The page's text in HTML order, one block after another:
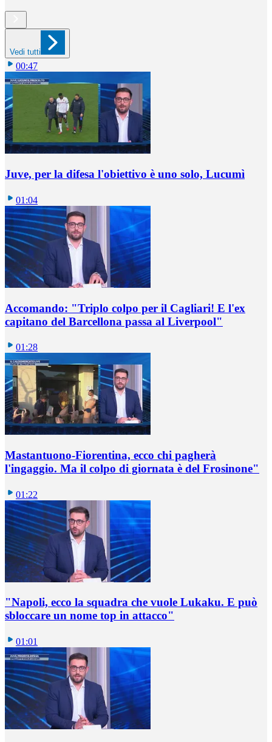
Vedi tutti
00:47
Juve, per la difesa l'obiettivo è uno solo, Lucumì
01:04
Accomando: "Triplo colpo per il Cagliari! E l'ex
capitano del Barcellona passa al Liverpool"
01:28
Mastantuono-Fiorentina, ecco chi pagherà
l'ingaggio. Ma il colpo di giornata è del Frosinone"
01:22
"Napoli, ecco la squadra che vuole Lukaku. E può
sbloccare un nome top in attacco"
01:01